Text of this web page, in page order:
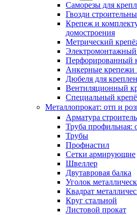
Саморезы для
Гвозди
Крепеж и
домостроения
Метрический
Перфорированный
Анкерные крепежи
Дюбеля для
Вентиляционный
Специальный
Металлопрокат: отп и
Арматура
Труба профильная:
Трубы
Профнастил
Сетки армирующие
Швеллер
Двутавровая балка
Уголок
Квадрат
Круг стальной
Листовой прокат